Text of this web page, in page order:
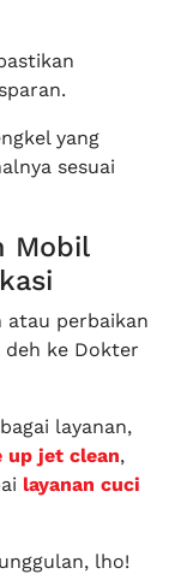
yang
sesuai
Mobil
atau perbaikan
deh ke Dokter
layanan,
up jet clean,
layanan cuci
lho!